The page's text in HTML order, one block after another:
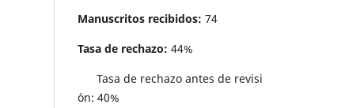
Manuscritos recibidos: 74
Tasa de rechazo: 44%
Tasa de rechazo antes de revisi
´on: 40%